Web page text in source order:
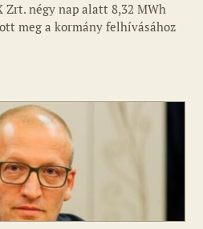
Zrt. négy nap alatt 8,32 MWh
meg a kormány felhívásához